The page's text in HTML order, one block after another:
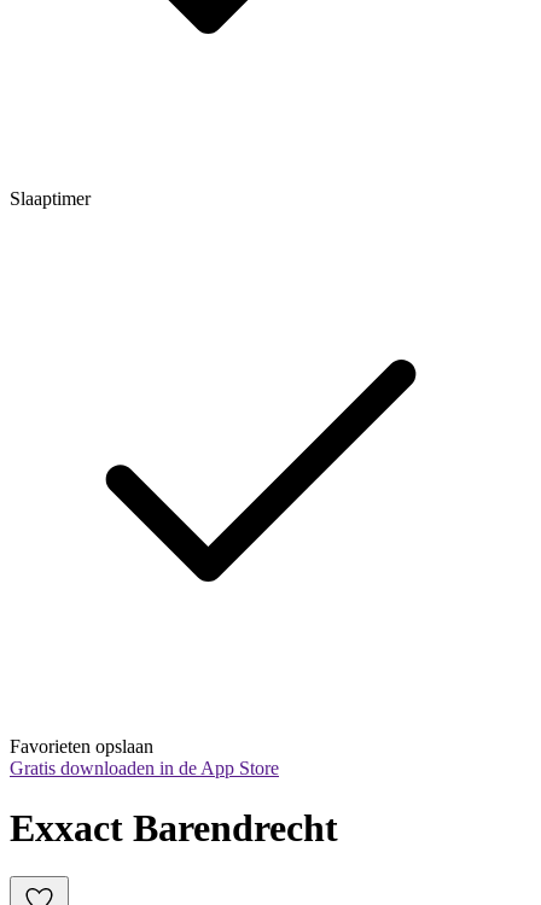
Slaaptimer
Favorieten opslaan
Gratis downloaden in de App Store
Exxact Barendrecht